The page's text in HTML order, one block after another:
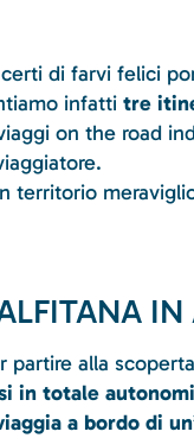
di farvi felici
infatti tre
on the road
territorio
IN
alla
in totale
a bordo di